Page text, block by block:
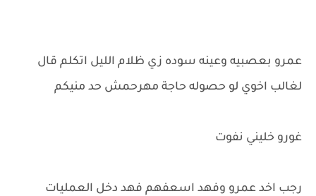
عمرو بعصبيه وعينه سوده زي ظلام الليل اتكلم قال
لغالب اخوي لو حصوله حاجة مهرحمش حد منيكم
غورو خليني نفوت
رجب اخد عمرو وفهد اسعفهم فهد دخل العمليات